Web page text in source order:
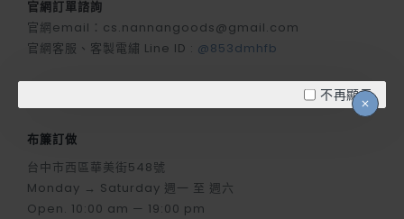
不再顯示
官網訂單諮詢
官網email：cs.nannangoods@gmail.com
官網客服、客製電繡 Line ID : @853dmhfb
布簾訂做
台中市西區華美街548號
Monday → Saturday 週一 至 週六
Open. 10:00 am — 19:00 pm